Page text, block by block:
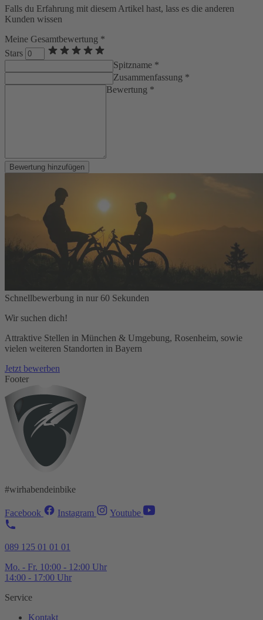
Falls du Erfahrung mit diesem Artikel hast, lass es die anderen
Kunden wissen
Meine Gesamtbewertung *
Stars
Spitzname *
Zusammenfassung *
Bewertung *
Bewertung hinzufügen
Schnellbewerbung in nur 60 Sekunden
Wir suchen dich!
Attraktive Stellen in München & Umgebung, Rosenheim, sowie
vielen weiteren Standorten in Bayern
Jetzt bewerben
Footer
#wirhabendeinbike
Facebook Instagram Youtube
089 125 01 01 01
Mo. - Fr. 10:00 - 12:00 Uhr
14:00 - 17:00 Uhr
Service
Kontakt